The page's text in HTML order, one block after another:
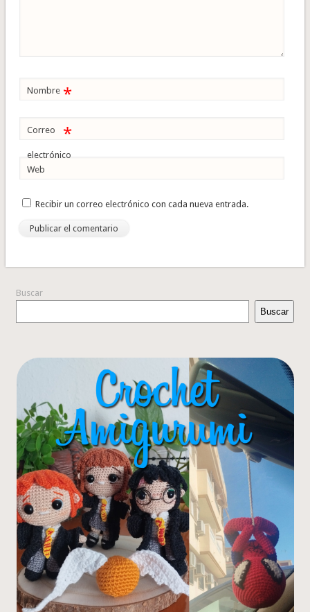
Nombre *
Correo
electrónico
*
Web
Recibir un correo electrónico con cada nueva entrada.
Buscar
Buscar